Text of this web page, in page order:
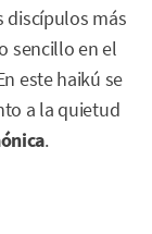
discípulos más
sencillo en el
este haikú se
a la quietud
.